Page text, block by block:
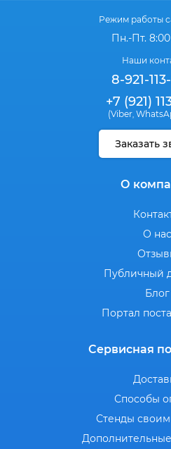
Режим работы
Пн.-Пт. 8:00
Наши
8-921-
+7 (921)
(Viber,
Заказать
О
О нас
Публичный
Блог
Портал
Сервисная
Способы
Стенды